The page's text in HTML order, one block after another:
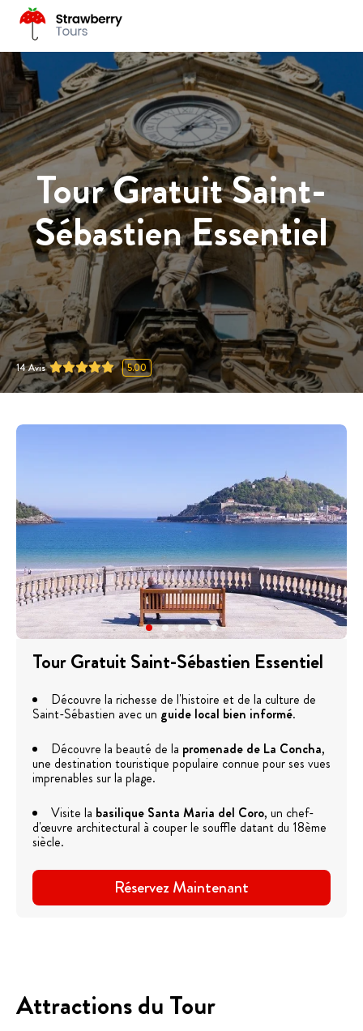
Tour Gratuit Saint-
Sébastien Essentiel
14Avis 5.00
Tour Gratuit Saint-Sébastien Essentiel
Découvre la richesse de l'histoire et de la culture de
Saint-Sébastien avec un guide local bien informé.
Découvre la beauté de la promenade de La Concha,
une destination touristique populaire connue pour ses vues
imprenables sur la plage.
Visite la basilique Santa Maria del Coro, un chef-
d'œuvre architectural à couper le souffle datant du 18ème
siècle.
Réservez Maintenant
Attractions du Tour